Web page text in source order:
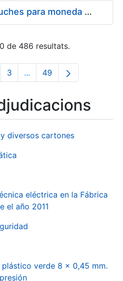
Suministro de estuches para moneda de 30 €
de 486 resultats.
Pàgina
3 ...Pàgines intermèdies
Pàgina
49
diversos cartones
eléctrica en la Fábrica
el año 2011
verde 8 x 0,45 mm.